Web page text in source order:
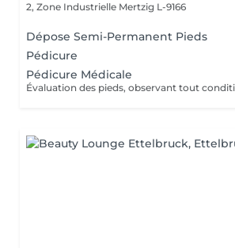
2, Zone Industrielle Mertzig L-9166
Dépose Semi-Permanent Pieds
Pédicure
Pédicure Médicale